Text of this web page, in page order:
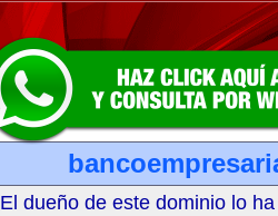
El dueño de este dominio lo